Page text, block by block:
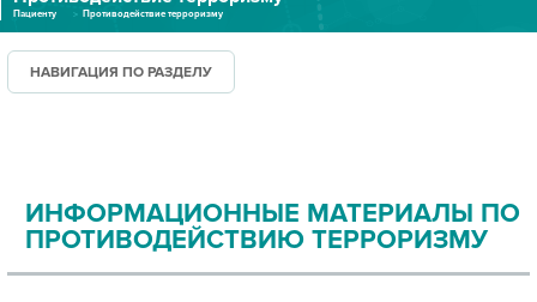
ПАЦИЕНТУ
Пациенту Противодействие терроризму
НАВИГАЦИЯ ПО РАЗДЕЛУ
ИНФОРМАЦИОННЫЕ МАТЕРИАЛЫ ПО
ПРОТИВОДЕЙСТВИЮ ТЕРРОРИЗМУ